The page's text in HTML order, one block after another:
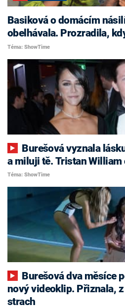
Basiková o domácím
obelhávala. Prozradila,
Téma: ShowTime
a miluji tě. Tristan
Téma: ShowTime
nový videoklip. Přiznala,
strach